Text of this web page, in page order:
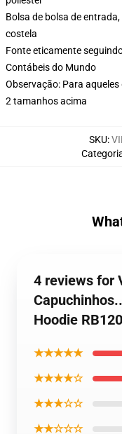
Bolsa de bolsa de
costela
Fonte eticamente
Contábeis do Mundo
Observação: Para
2 tamanhos acima
SKU:
4 reviews for
Hoodie
★★★★★
★★★★☆
★★★☆☆
★★☆☆☆